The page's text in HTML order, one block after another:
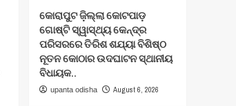
କୋରାପୁଟ ଜ଼ିଲ୍ଲା କୋଟପାଡ଼
ଗୋଷ୍ଟି ସ୍ୱାସ୍ଥ୍ୟ କେନ୍ଦ୍ର
ପରିସରରେ ତିରିଶ ଶଯ୍ୟା ବିଶିଷ୍ଠ
ନୂତନ କୋଠାର ଉଦଘାଟନ ସ୍ଥାନୀୟ
ବିଧାୟକ..
upanta odisha August 6, 2026